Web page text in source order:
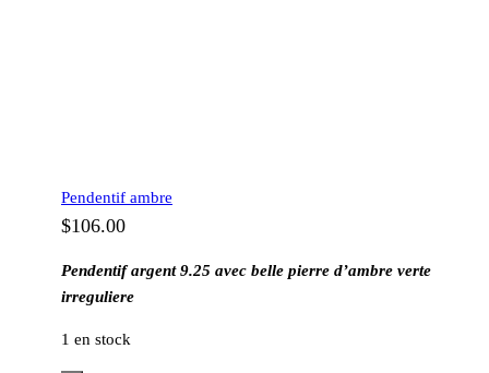
Pendentif ambre
$106.00
Pendentif argent 9.25 avec belle pierre d’ambre verte
irreguliere
1 en stock